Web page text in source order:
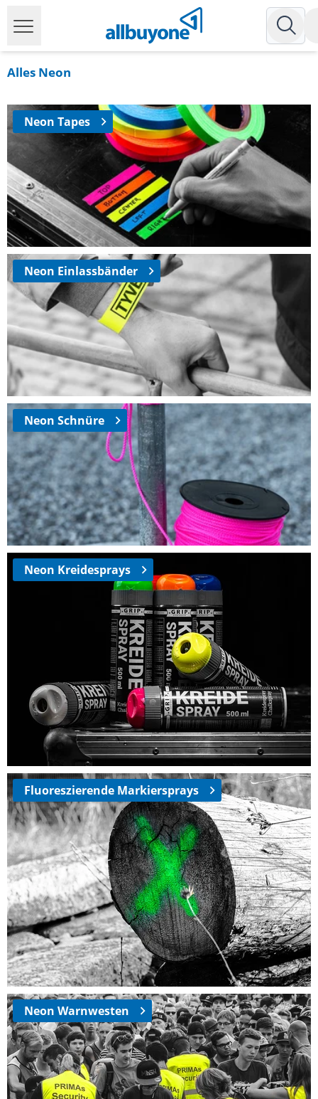
Alles Neon
Neon Tapes
Neon Einlassbänder
Neon Schnüre
Neon Kreidesprays
Fluoreszierende Markiersprays
Neon Warnwesten